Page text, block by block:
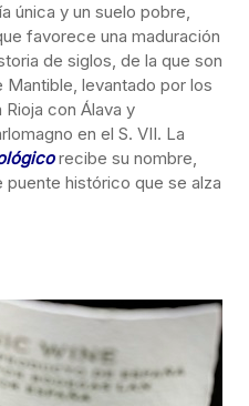
única y un suelo pobre,
favorece una maduración
de siglos, de la que son
levantado por los
Rioja con Álava y
en el S. VII. La
recibe su nombre,
histórico que se alza